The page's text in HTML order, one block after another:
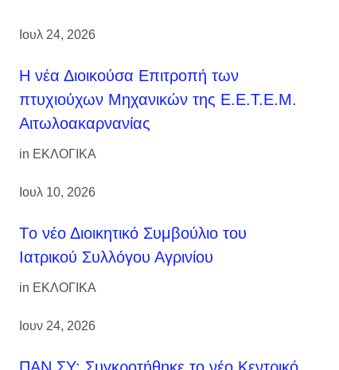
Ιουλ 24, 2026
H νέα Διοικούσα Επιτροπή των
πτυχιούχων Μηχανικών της Ε.Ε.Τ.Ε.Μ.
Αιτωλοακαρνανίας
in ΕΚΛΟΓΙΚΑ
Ιουλ 10, 2026
Tο νέο Διοικητικό Συμβούλιο του
Ιατρικού Συλλόγου Αγρινίου
in ΕΚΛΟΓΙΚΑ
Ιουν 24, 2026